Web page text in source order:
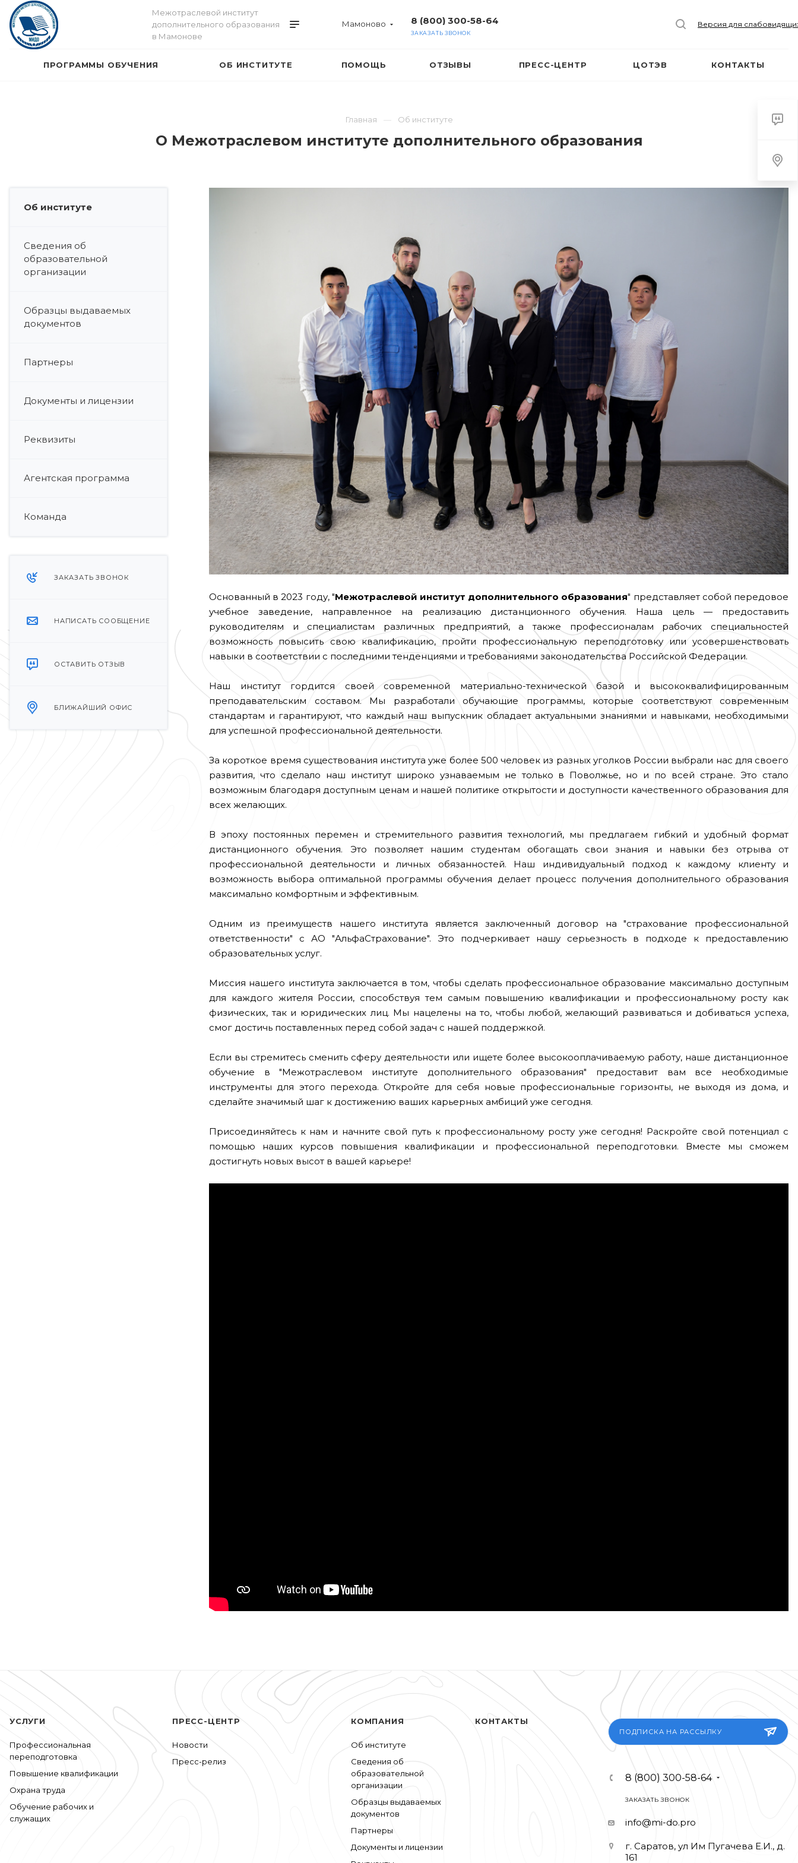
Межотраслевой институт
дополнительного образования
в Мамонове
Мамоново 8 (800) 300-58-64
ЗАКАЗАТЬ ЗВОНОК
Версия для
ПРОГРАММЫ ОБУЧЕНИЯ ОБ ИНСТИТУТЕ ПОМОЩЬ ОТЗЫВЫ ПРЕСС-ЦЕНТР ЦОТЭВ КОНТАКТЫ
Главная Об институте
О Межотраслевом институте дополнительного образования
Об институте
Сведения об
образовательной
организации
Образцы выдаваемых
документов
Партнеры
Документы и лицензии
Реквизиты
Агентская программа
Команда
ЗАКАЗАТЬ ЗВОНОК
НАПИСАТЬ СООБЩЕНИЕ
ОСТАВИТЬ ОТЗЫВ
БЛИЖАЙШИЙ ОФИС
Основанный в 2023 году, "Межотраслевой институт дополнительного образования" представляет собой передовое
учебное заведение, направленное на реализацию дистанционного обучения. Наша цель — предоставить
руководителям и специалистам различных предприятий, а также профессионалам рабочих специальностей
возможность повысить свою квалификацию, пройти профессиональную переподготовку или усовершенствовать
навыки в соответствии с последними тенденциями и требованиями законодательства Российской Федерации.
Наш институт гордится своей современной материально-технической базой и высококвалифицированным
преподавательским составом. Мы разработали обучающие программы, которые соответствуют современным
стандартам и гарантируют, что каждый наш выпускник обладает актуальными знаниями и навыками, необходимыми
для успешной профессиональной деятельности.
За короткое время существования института уже более 500 человек из разных уголков России выбрали нас для своего
развития, что сделало наш институт широко узнаваемым не только в Поволжье, но и по всей стране. Это стало
возможным благодаря доступным ценам и нашей политике открытости и доступности качественного образования для
всех желающих.
В эпоху постоянных перемен и стремительного развития технологий, мы предлагаем гибкий и удобный формат
дистанционного обучения. Это позволяет нашим студентам обогащать свои знания и навыки без отрыва от
профессиональной деятельности и личных обязанностей. Наш индивидуальный подход к каждому клиенту и
возможность выбора оптимальной программы обучения делает процесс получения дополнительного образования
максимально комфортным и эффективным.
Одним из преимуществ нашего института является заключенный договор на "страхование профессиональной
ответственности" с АО "АльфаСтрахование". Это подчеркивает нашу серьезность в подходе к предоставлению
образовательных услуг.
Миссия нашего института заключается в том, чтобы сделать профессиональное образование максимально доступным
для каждого жителя России, способствуя тем самым повышению квалификации и профессиональному росту как
физических, так и юридических лиц. Мы нацелены на то, чтобы любой, желающий развиваться и добиваться успеха,
смог достичь поставленных перед собой задач с нашей поддержкой.
Если вы стремитесь сменить сферу деятельности или ищете более высокооплачиваемую работу, наше дистанционное
обучение в "Межотраслевом институте дополнительного образования" предоставит вам все необходимые
инструменты для этого перехода. Откройте для себя новые профессиональные горизонты, не выходя из дома, и
сделайте значимый шаг к достижению ваших карьерных амбиций уже сегодня.
Присоединяйтесь к нам и начните свой путь к профессиональному росту уже сегодня! Раскройте свой потенциал с
помощью наших курсов повышения квалификации и профессиональной переподготовки. Вместе мы сможем
достигнуть новых высот в вашей карьере!
УСЛУГИ
Профессиональная
переподготовка
Повышение квалификации
Охрана труда
Обучение рабочих и
служащих
ПРЕСС-ЦЕНТР
Новости
Пресс-релиз
КОМПАНИЯ
Об институте
Сведения об
образовательной
организации
Образцы выдаваемых
документов
Партнеры
Документы и лицензии
КОНТАКТЫ
ПОДПИСКА НА РАССЫЛКУ
8 (800) 300-58-64
ЗАКАЗАТЬ ЗВОНОК
info@mi-do.pro
г. Саратов, ул Им Пугачева Е.И., д.
161